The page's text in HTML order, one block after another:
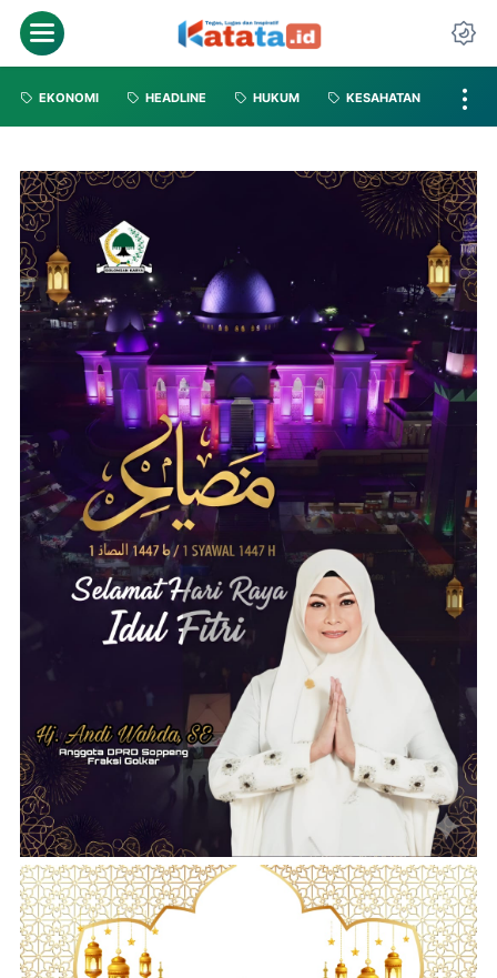
EKONOMI HEADLINE HUKUM KESAHATAN